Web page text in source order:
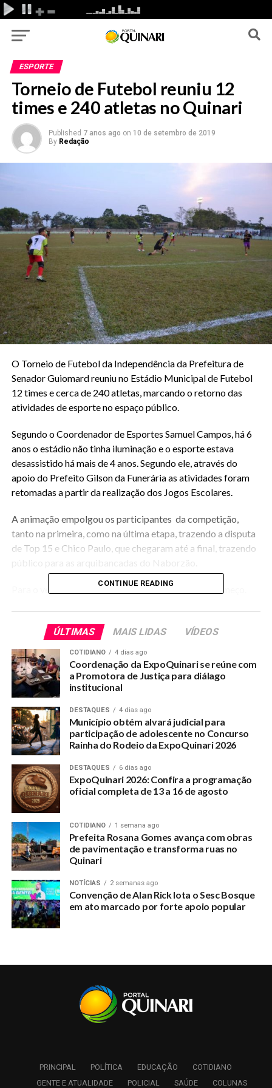
ESPORTE
Torneio de Futebol reuniu 12
times e 240 atletas no Quinari
Published 7 anos ago on 10 de setembro de 2019
By Redação
O Torneio de Futebol da Independência da Prefeitura de
Senador Guiomard reuniu no Estádio Municipal de Futebol
12 times e cerca de 240 atletas, marcando o retorno das
atividades de esporte no espaço público.
Segundo o Coordenador de Esportes Samuel Campos, há 6
anos o estádio não tinha iluminação e o esporte estava
desassistido há mais de 4 anos. Segundo ele, através do
apoio do Prefeito Gilson da Funerária as atividades foram
retomadas a partir da realização dos Jogos Escolares.
A animação empolgou os participantes da competição,
tanto na primeira, como na última etapa, trazendo a disputa
de Top 15 e Chico Paulo, que chegaram até a final, trazendo
Para o vereador Fabricio Lima, a competição é o começo.
alcance.
Outro diferencial da competição foi o aproveitamento da
equipe técnica da casa. Não se apurou problemas entre
jogadores e equipe técnica. Todos se respeitaram
competições.
TORNEIO-DE-FUTEBOL-REUNIU-12-TIMES-E-240-ATLETAS-NO-
QUINARI
UP NEXT
Prefeito ganha apoio para valorização dos garis
DON'T MISS
“Autarquias” do Quinari tentam atrapalhar serviço
público e polícia é acionada
CONTINUE READING
ÚLTIMAS MAIS LIDAS VÍDEOS
COTIDIANO 4 dias ago
Coordenação da ExpoQuinari se reúne com
a Promotora de Justiça para diálago
institucional
DESTAQUES 4 dias ago
Município obtém alvará judicial para
participação de adolescente no Concurso
Rainha do Rodeio da ExpoQuinari 2026
DESTAQUES 6 dias ago
ExpoQuinari 2026: Confira a programação
oficial completa de 13 a 16 de agosto
COTIDIANO 1 semana ago
Prefeita Rosana Gomes avança com obras
de pavimentação e transforma ruas no
Quinari
NOTÍCIAS 2 semanas ago
Convenção de Alan Rick lota o Sesc Bosque
em ato marcado por forte apoio popular
PRINCIPAL POLÍTICA EDUCAÇÃO
COTIDIANO
GENTE E ATUALIDADE
POLICIAL SAÚDE COLUNAS